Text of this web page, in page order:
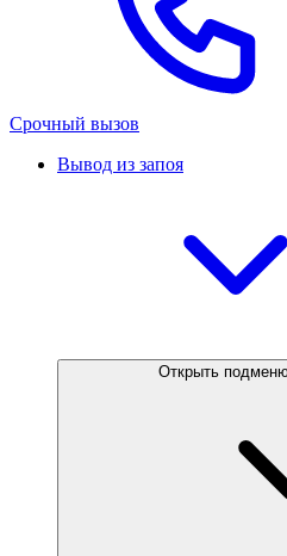
Срочный вызов
Вывод из запоя
Открыть